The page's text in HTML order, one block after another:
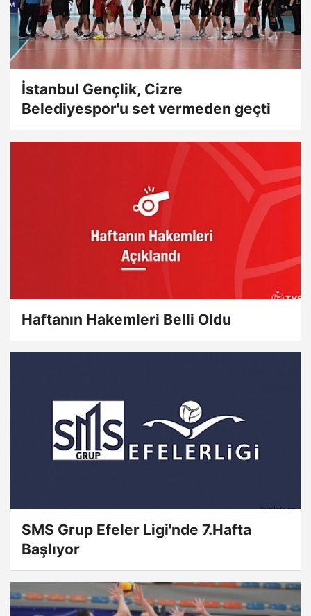
İstanbul Gençlik, Cizre
Belediyespor'u set vermeden geçti
Haftanın Hakemleri Belli Oldu
SMS Grup Efeler Ligi'nde 7.Hafta
Başlıyor